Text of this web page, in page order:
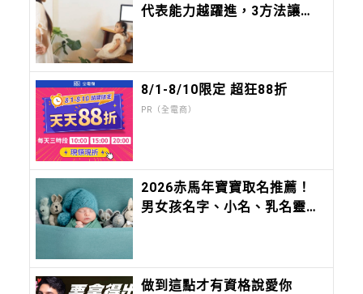
代表能力越躍進，3方法讓孩
8/1-8/10限定 超狂88折
PR（全電商）
2026赤馬年寶寶取名推薦！
男女孩名字、小名、乳名靈感
做到這點才有資格說愛你